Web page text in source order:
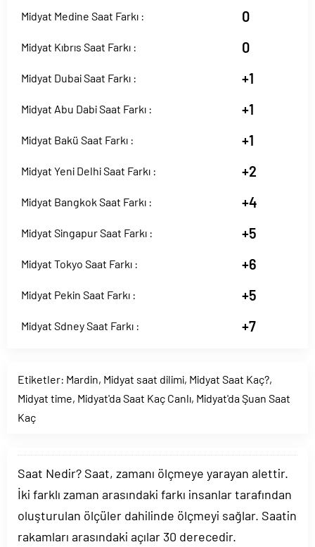
Midyat Medine Saat Farkı : 0
Midyat Kıbrıs Saat Farkı : 0
Midyat Dubai Saat Farkı : +1
Midyat Abu Dabi Saat Farkı : +1
Midyat Bakü Saat Farkı : +1
Midyat Yeni Delhi Saat Farkı : +2
Midyat Bangkok Saat Farkı : +4
Midyat Singapur Saat Farkı : +5
Midyat Tokyo Saat Farkı : +6
Midyat Pekin Saat Farkı : +5
Midyat Sdney Saat Farkı : +7
Etiketler: Mardin, Midyat saat dilimi, Midyat Saat Kaç?,
Midyat time, Midyat'da Saat Kaç Canlı, Midyat'da Şuan Saat
Kaç
Saat Nedir? Saat, zamanı ölçmeye yarayan alettir.
İki farklı zaman arasındaki farkı insanlar tarafından
oluşturulan ölçüler dahilinde ölçmeyi sağlar. Saatin
rakamları arasındaki açılar 30 derecedir.